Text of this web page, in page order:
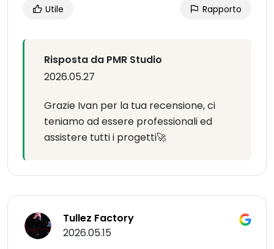
Utile Rapporto
Risposta da PMR Studio
2026.05.27
Grazie Ivan per la tua recensione, ci
teniamo ad essere professionali ed
assistere tutti i progetti🚀
Tullez Factory
2026.05.15